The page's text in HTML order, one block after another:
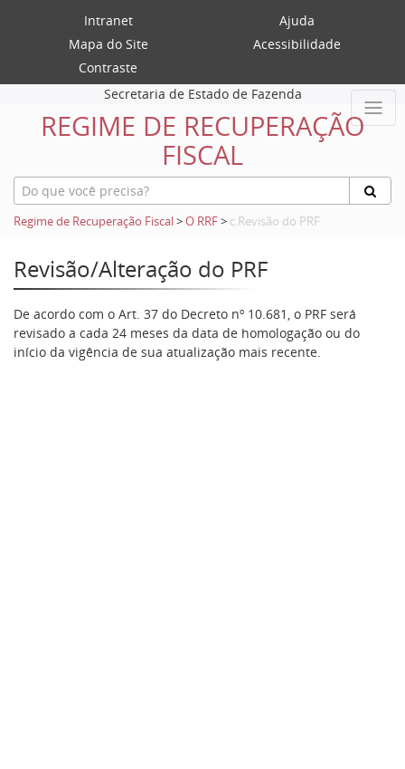
Intranet
Ajuda
Mapa do Site
Acessibilidade
Contraste
Secretaria de Estado de Fazenda
REGIME DE RECUPERAÇÃO
FISCAL
Regime de Recuperação Fiscal>O RRF> c.Revisão do PRF
Revisão/Alteração do PRF
De acordo com o Art. 37 do Decreto nº 10.681, o PRF será
revisado a cada 24 meses da data de homologação ou do
início da vigência de sua atualização mais recente.